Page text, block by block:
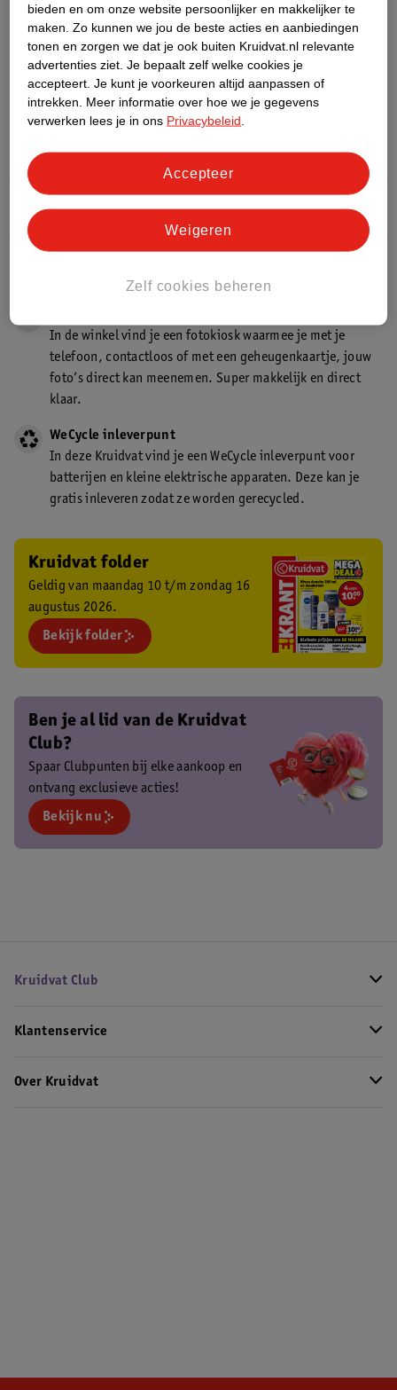
Stel je gezondheidsvraag
Ook in deze winkel
Kruidvat.nl ophaalpunt
winkel. Zo hoef je niet thuis te blijven voor de Kruidvat
Kruidvat is een gecertificeerd drogist. Dit betekent dat je
winkel én online!
In de winkel vind je een fotokiosk waarmee je met je
telefoon, contactloos of met een geheugenkaartje, jouw
foto’s direct kan meenemen. Super makkelijk en direct
klaar.
WeCycle inleverpunt
In deze Kruidvat vind je een WeCycle inleverpunt voor
batterijen en kleine elektrische apparaten. Deze kan je
gratis inleveren zodat ze worden gerecycled.
Kruidvat folder
Geldig van maandag 10 t/m zondag 16
augustus 2026.
Bekijk folder
Ben je al lid van de Kruidvat
Club?
Spaar Clubpunten bij elke aankoop en
ontvang exclusieve acties!
Bekijk nu
Kruidvat Club
Klantenservice
Over Kruidvat
bieden en om onze website persoonlijker en makkelijker te
maken. Zo kunnen we jou de beste acties en aanbiedingen
tonen en zorgen we dat je ook buiten Kruidvat.nl relevante
advertenties ziet. Je bepaalt zelf welke cookies je
accepteert. Je kunt je voorkeuren altijd aanpassen of
intrekken.
Meer informatie over hoe we je gegevens
verwerken lees je in ons Privacybeleid
Zelf cookies beheren
Weigeren
Accepteer